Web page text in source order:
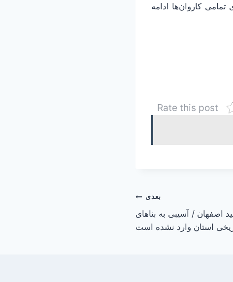
کاروان‌ها ادامه
Rate this post
بعدی
/ آسیبی به بناهای
استان وارد نشده است